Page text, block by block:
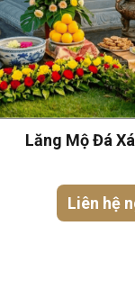
Lăng Mộ Đá
Liên hệ